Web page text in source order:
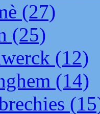
(27)
(25)
(12)
(14)